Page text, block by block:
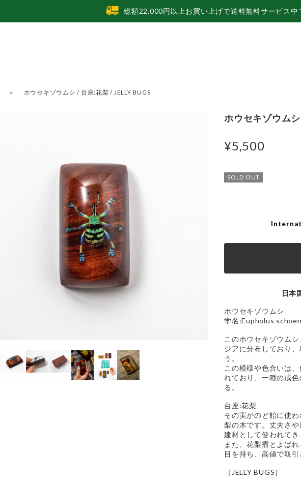
総額22,000円以上お買い上げで送料無料サービス中
ホウセキゾウムシ / 台座:花梨 / JELLY BUGS
ホウセキゾウム
¥5,500
SOLD OUT
日本
ホウセキゾウムシ
学名:Eupholus
このホウセキゾウム
ジアに分布しており
う。
この模様や色合いは
れており、一種の戒
る。
台座:花梨
その実がのど飴に使
梨の木です。丈夫さ
建材として使われてき
また、花梨瘤とよば
目を持ち、高値で取引
［JELLY BUGS］